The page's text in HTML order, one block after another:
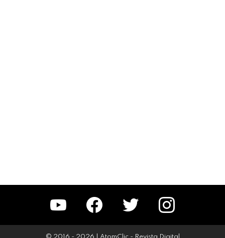
YouTube Facebook Twitter Instagram
© 2016 - 2026 | AtomClic - Revista Digital